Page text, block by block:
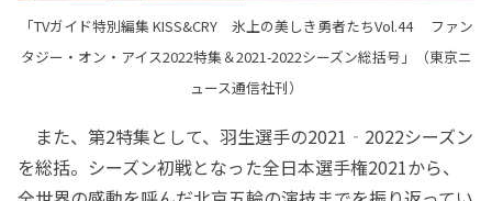
「TVガイド特別編集 KISS&CRY 氷上の美しき勇者たちVol.44 ファン
タジー・オン・アイス2022特集＆2021-2022シーズン総括号」（東京ニ
ュース通信社刊）
また、第2特集として、羽生選手の2021‐2022シーズン
を総括。シーズン初戦となった全日本選手権2021から、